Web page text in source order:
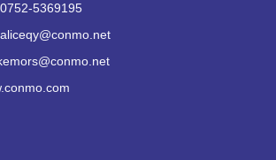
5369195